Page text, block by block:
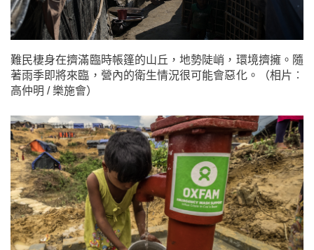
難民棲身在擠滿臨時帳篷的山丘，地勢陡峭，環境擠擁。隨
著雨季即將來臨，營內的衛生情況很可能會惡化。（相片︰
高仲明 / 樂施會）